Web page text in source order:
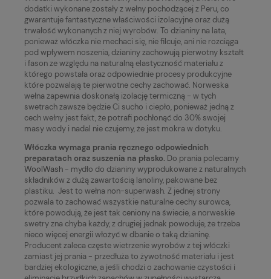
dodatki wykonane zostały z wełny pochodzącej z Peru, co
gwarantuje fantastyczne właściwości izolacyjne oraz dużą
trwałość wykonanych z niej wyrobów. To dzianiny na lata,
ponieważ włóczka nie mechaci się, nie filcuje, ani nie rozciąga
pod wpływem noszenia, dzianiny zachowują pierwotny kształt
i fason ze względu na naturalną elastyczność materiału z
którego powstała oraz odpowiednie procesy produkcyjne
które pozwalają te pierwotne cechy zachować. Norweska
wełna zapewnia doskonałą izolację termiczną - w tych
swetrach zawsze będzie Ci sucho i ciepło, ponieważ jedną z
cech wełny jest fakt, że potrafi pochłonąć do 30% swojej
masy wody i nadal nie czujemy, że jest mokra w dotyku.
Włóczka wymaga prania ręcznego odpowiednich
preparatach oraz suszenia na płasko. Do prania polecamy
WoolWash - mydło do dzianiny wyprodukowane z naturalnych
składników z dużą zawartością lanoliny, pakowane bez
plastiku. Jest to wełna non-superwash. Z jednej strony
pozwala to zachować wszystkie naturalne cechy surowca,
które powodują, że jest tak ceniony na świecie, a norweskie
swetry zna chyba każdy, z drugiej jednak powoduje, że trzeba
nieco więcej energii włożyć w dbanie o taką dzianinę.
Producent zaleca częste wietrzenie wyrobów z tej włóczki
zamiast jej prania - przedłuża to żywotność materiału i jest
bardziej ekologiczne, a jeśli chodzi o zachowanie czystości i